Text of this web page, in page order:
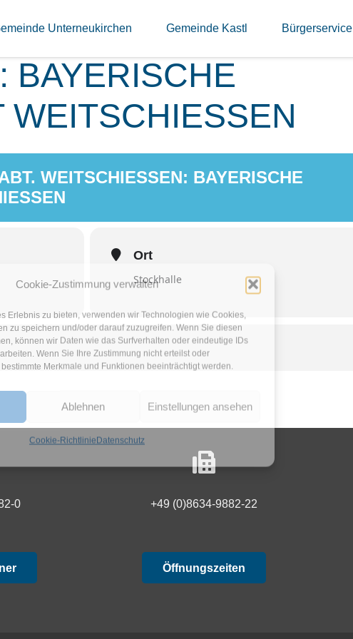
Cookie-Zustimmung verwalten
Erlebnis zu bieten, verwenden wir Technologien wie Cookies,
zu speichern und/oder darauf zuzugreifen. Wenn Sie diesen
können wir Daten wie das Surfverhalten oder eindeutige IDs
Wenn Sie Ihre Zustimmung nicht erteilst oder
Merkmale und Funktionen beeinträchtigt werden.
Ablehnen Einstellungen ansehen
Cookie-RichtlinieDatenschutz
Unterneukirchen Gemeinde Kastl Bürgerservice
- ABT.
M
WEITSCHIESSEN: BAYERISCHE M
Ort
Stockhalle
0 +49 (0)8634-9882-22
Öffnungszeiten